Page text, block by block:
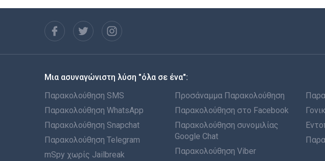
Μια ασυναγώνιστη λύση "όλα σε ένα":
Παρακολούθηση SMS
Παρακολούθηση WhatsApp
Παρακολούθηση Snapchat
Παρακολούθηση Telegram
mSpy χωρίς Jailbreak
Προσάναμμα Παρακολούθηση
Παρακολούθηση στο Facebook
Παρακολούθηση συνομιλίας
Google Chat
Παρακολούθηση Viber